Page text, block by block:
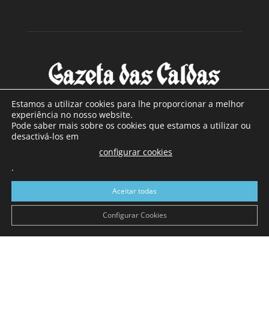
SOBRE NÓS
Com sede nas Caldas da Rainha e mais de 90 anos de
a sul de distrito de Leiria, com mais de 40.000 leitores por
toda a região Oeste. Jornal com distribuição em Portugal
Continental e assinatura online.
Estamos a utilizar cookies para lhe proporcionar a melhor
experiência no nosso website.
Pode saber mais sobre os cookies que estamos a utilizar ou
desactivá-los em
configurar cookies
.
Aceitar todas
Configurar Cookies